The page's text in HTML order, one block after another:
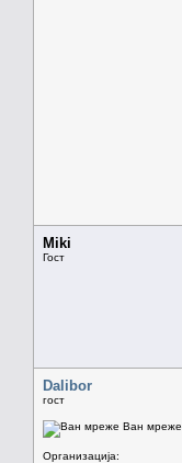
Miki
Гост
Dalibor
гост
Ван мреже
Организација: